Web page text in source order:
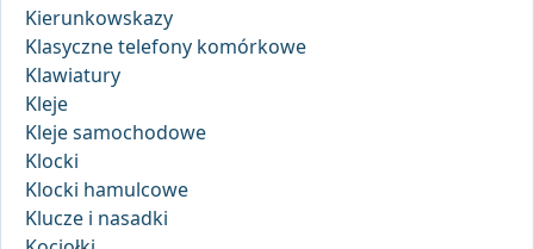
Kierunkowskazy
Klasyczne telefony komórkowe
Klawiatury
Kleje
Kleje samochodowe
Klocki
Klocki hamulcowe
Klucze i nasadki